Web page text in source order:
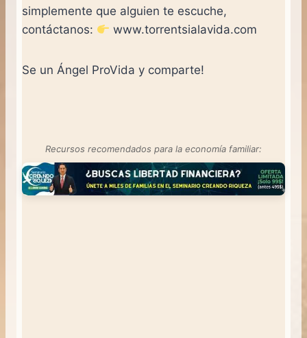
simplemente que alguien te escuche,
contáctanos:
www.torrentsialavida.com
Se un Ángel ProVida y comparte!
Recursos recomendados para la economía familiar: